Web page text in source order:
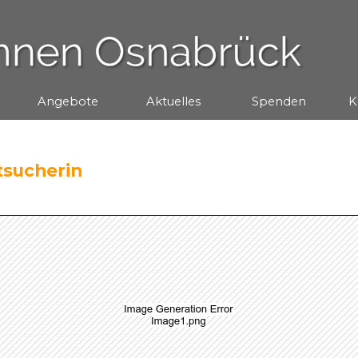
Menü überspringen
▼
Angebote ▼
Aktuelles ▼
Spenden